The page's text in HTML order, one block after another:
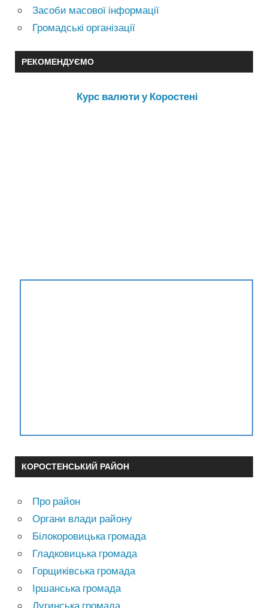
Засоби масової інформації
Громадські організації
РЕКОМЕНДУЄМО
Курс валюти у Коростені
КОРОСТЕНСЬКИЙ РАЙОН
Про район
Органи влади району
Білокоровицька громада
Гладковицька громада
Горщиківська громада
Іршанська громада
Лугинська громада